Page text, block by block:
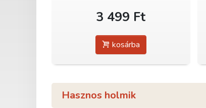
3 499 Ft
kosárba
Hasznos holmik